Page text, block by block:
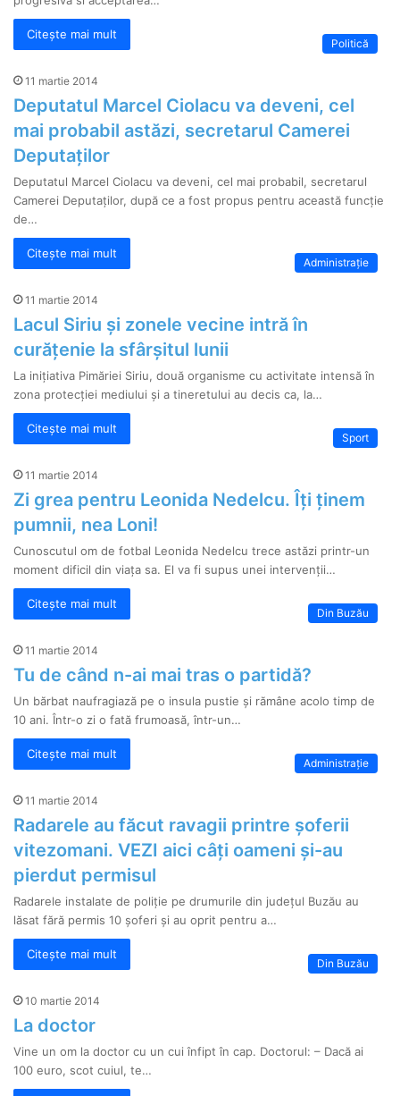
Citește mai mult
Politică
11 martie 2014
Deputatul Marcel Ciolacu va deveni, cel
mai probabil astăzi, secretarul Camerei
Deputaților
Deputatul Marcel Ciolacu va deveni, cel mai probabil, secretarul
Camerei Deputaților, după ce a fost propus pentru această funcție
de…
Citește mai mult
Administrație
11 martie 2014
Lacul Siriu și zonele vecine intră în
curățenie la sfârșitul lunii
La inițiativa Pimăriei Siriu, două organisme cu activitate intensă în
zona protecției mediului și a tineretului au decis ca, la…
Citește mai mult
Sport
11 martie 2014
Zi grea pentru Leonida Nedelcu. Îți ținem
pumnii, nea Loni!
Cunoscutul om de fotbal Leonida Nedelcu trece astăzi printr-un
moment dificil din viața sa. El va fi supus unei intervenții…
Citește mai mult
Din Buzău
11 martie 2014
Tu de când n-ai mai tras o partidă?
Un bărbat naufragiază pe o insula pustie şi rămâne acolo timp de
10 ani. Într-o zi o fată frumoasă, într-un…
Citește mai mult
Administrație
11 martie 2014
Radarele au făcut ravagii printre șoferii
vitezomani. VEZI aici câți oameni și-au
pierdut permisul
Radarele instalate de poliție pe drumurile din județul Buzău au
lăsat fără permis 10 șoferi și au oprit pentru a…
Citește mai mult
Din Buzău
10 martie 2014
La doctor
Vine un om la doctor cu un cui înfipt în cap. Doctorul: – Dacă ai
100 euro, scot cuiul, te…